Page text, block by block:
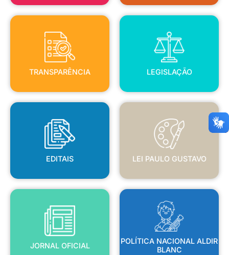
TRANSPARÊNCIA
TRANSPARÊNCIA
LEGISLAÇÃO
LEGISLAÇÃO
EDITAIS
EDITAIS
LEI PAULO GUSTAVO
LEI PAULO GUSTAVO
JORNAL OFICIAL
JORNAL OFICIAL
POLÍTICA NACIONAL ALDIR
BLANC
POLÍTICA NACIONAL ALDIR
BLANC